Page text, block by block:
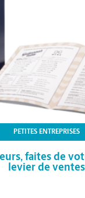
PETITES ENTREPRISES
faites de
levier de ventes